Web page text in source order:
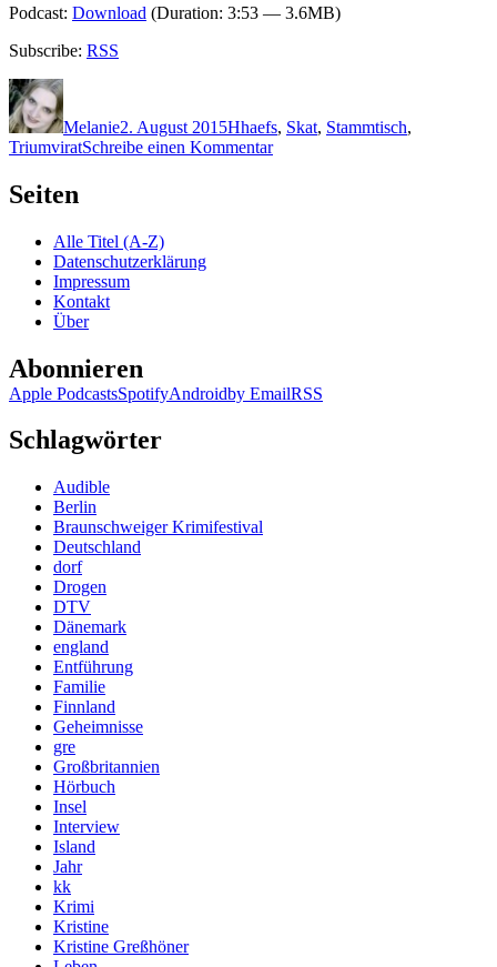
Podcast: Download (Duration: 3:53 — 3.6MB)
Subscribe: RSS
Autor
Melanie2. August 2015Hhaefs, Skat, Stammtisch,
TriumviratSchreibe einen Kommentarzu
Seiten
Alle Titel (A-Z)
Datenschutzerklärung
Impressum
Kontakt
Über
Abonnieren
Apple PodcastsSpotifyAndroidby EmailRSS
Schlagwörter
Audible
Berlin
Braunschweiger Krimifestival
Deutschland
dorf
Drogen
DTV
Dänemark
england
Entführung
Familie
Finnland
Geheimnisse
gre
Großbritannien
Hörbuch
Insel
Interview
Island
Jahr
kk
Krimi
Kristine
Kristine Greßhöner